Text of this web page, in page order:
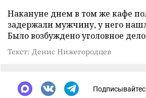
Накануне днем в том же кафе
задержали мужчину, у него
Было возбуждено уголовное
Текст: Денис Нижегородцев